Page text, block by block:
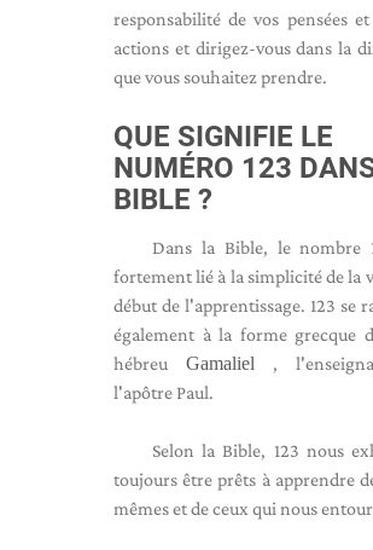
responsabilité de vos pensées
actions et dirigez-vous dans la
que vous souhaitez prendre.
QUE SIGNIFIE LE
NUMÉRO 123
BIBLE ?
Dans la Bible, le nombre
fortement lié à la simplicité de la
début de l'apprentissage. 123 se
également à la forme grecque
hébreu Gamaliel ,
l'apôtre Paul.
Selon la Bible, 123 nous
toujours être prêts à apprendre
mêmes et de ceux qui nous